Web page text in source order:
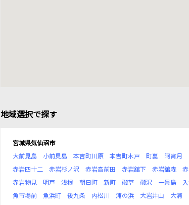
地域選択で探す
宮城県気仙沼市
大前見島
小前見島 本吉町川原 本吉町木戸 町裏 阿宵月
赤岩四十二
赤岩杉ノ沢 赤岩高前田 赤岩舘下 赤岩舘森
赤岩物見
明戸 浅根 朝日町 新町 磯草 磯沢 一景島
魚市場前
魚浜町 後九条 内松川 浦の浜 大岩井山 大浦